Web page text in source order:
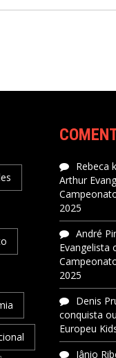
Rebeca
Arthur
2025
André
Evangelista
2025
Denis
conquista
Europeu
Jânio